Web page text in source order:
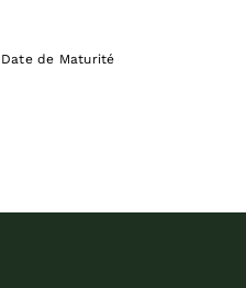
Date de Maturité